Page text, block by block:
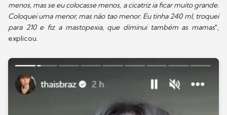
menos, mas se eu colocasse menos, a cicatriz ia ficar muito grande.
Coloquei uma menor, mas não tao menor. Eu tinha 240 ml, troquei
para 210 e fiz a mastopexia, que diminui também as mamas",
explicou.